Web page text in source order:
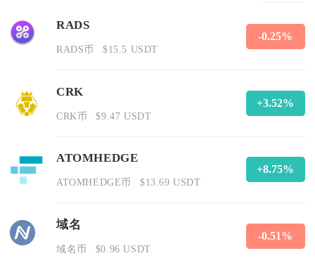
RADS
RADS币 $15.5 USDT
-0.25%
CRK
CRK币 $9.47 USDT
+3.52%
ATOMHEDGE
ATOMHEDGE币 $13.69 USDT
+8.75%
域名
域名币 $0.96 USDT
-0.51%